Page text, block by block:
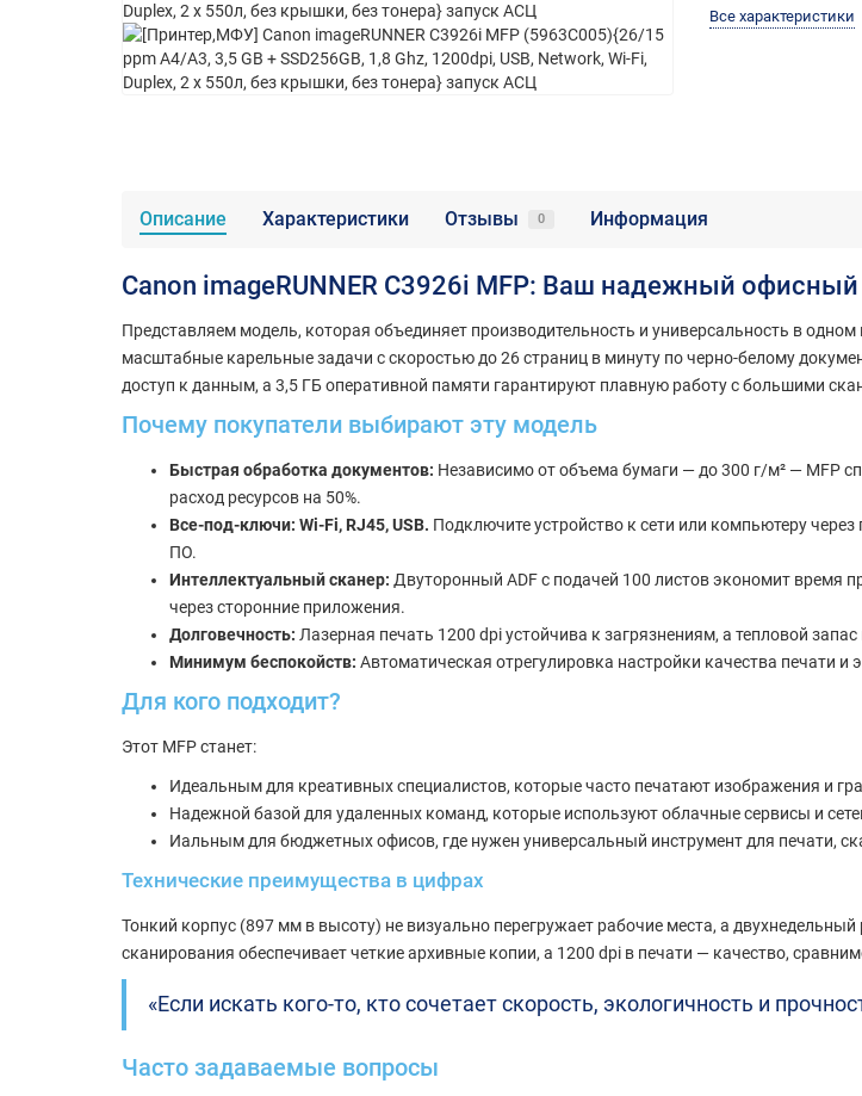
Все характеристики
Описание Характеристики Отзывы 0 Информация
Canon imageRUNNER C3926i MFP: Ваш надежный
Представляем модель, которая объединяет производительность и универсальность в
масштабные карельные задачи с скоростью до 26 страниц в минуту по черно-белому
доступ к данным, а 3,5 ГБ оперативной памяти гарантируют плавную работу с большими
Почему покупатели выбирают эту модель
Быстрая обработка документов: Независимо от объема бумаги — до 300 г/м² — MFP
расход ресурсов на 50%.
Все-под-ключи: Wi-Fi, RJ45, USB. Подключите устройство к сети или компьютеру
ПО.
Интеллектуальный сканер: Двуторонный ADF с подачей 100 листов экономит время
через сторонние приложения.
Долговечность: Лазерная печать 1200 dpi устойчива к загрязнениям, а тепловой
Минимум беспокойств: Автоматическая отрегулировка настройки качества печати
Для кого подходит?
Этот MFP станет:
Идеальным для креативных специалистов, которые часто печатают изображения и
Надежной базой для удаленных команд, которые используют облачные сервисы и
Иальным для бюджетных офисов, где нужен универсальный инструмент для печати,
Технические преимущества в цифрах
Тонкий корпус (897 мм в высоту) не визуально перегружает рабочие места, а
сканирования обеспечивает четкие архивные копии, а 1200 dpi в печати — качество,
«Если искать кого-то, кто сочетает скорость, экологичность и
Часто задаваемые вопросы